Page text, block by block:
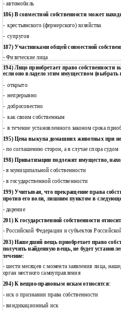
- автомобиль
186) В совместной собственности может
- крестьянского (фермерского) хозяйства
- супругов
187) Участниками общей совместной
- Физические лица
194) Лицо приобретает право собственности
если оно владело этим имуществом (выбрать
- открыто
- непрерывно
- добросовестно
- как своим собственным
- в течение установленного законом срока
195) Цена выкупа домашних животных при
- по соглашению сторон, а в случае спора судом
198) Приватизации подлежит имущество,
- в муниципальной собственности
- в государственной собственности
199) Учитывая, что прекращение права
против его воли, лишним пунктом в
- дарение
201) К государственной собственности
- Российской Федерации и субъектов
203) Нашедший вещь приобретает право
получить найденную вещь, не будет
течение:
- шести месяцев с момента заявления лица,
орган местного самоуправления
204) К вещно-правовым искам относятся:
- иск о признании права собственности
- виндикационный иск